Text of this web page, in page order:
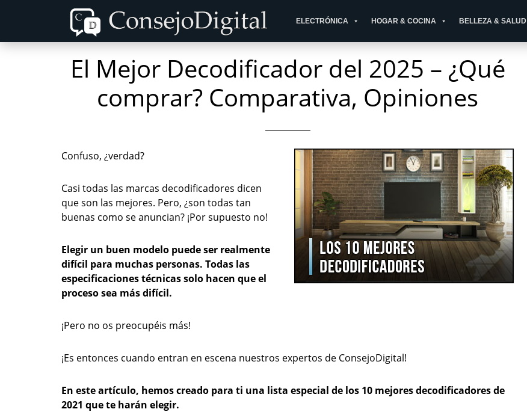
content
primary
ELECTRÓNICA HOGAR & COCINA BELLEZA & SALUD
El Mejor Decodificador del 2025 – ¿Qué
comprar? Comparativa, Opiniones
Confuso, ¿verdad?
Casi todas las marcas decodificadores dicen
que son las mejores. Pero, ¿son todas tan
buenas como se anuncian? ¡Por supuesto no!
Elegir un buen modelo puede ser realmente
difícil para muchas personas. Todas las
especificaciones técnicas solo hacen que el
proceso sea más difícil.
¡Pero no os preocupéis más!
¡Es entonces cuando entran en escena nuestros expertos de ConsejoDigital!
En este artículo, hemos creado para ti una lista especial de los 10 mejores decodificadores de
2021 que te harán elegir.